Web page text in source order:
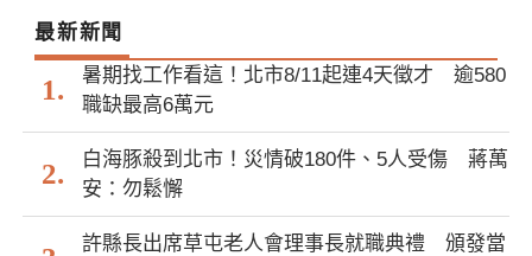
最新新聞
暑期找工作看這！北市8/11起連4天徵才 逾580
職缺最高6萬元
白海豚殺到北市！災情破180件、5人受傷 蔣萬
安：勿鬆懈
許縣長出席草屯老人會理事長就職典禮 頒發當